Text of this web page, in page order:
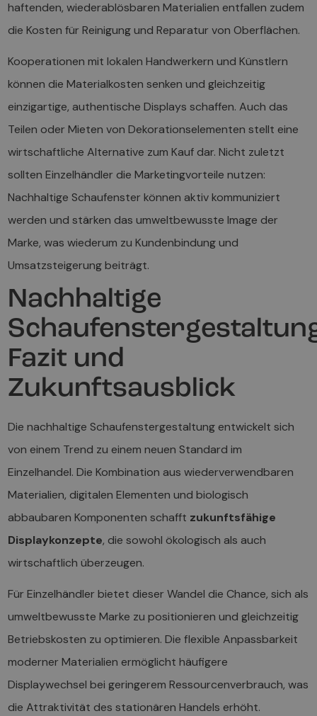
haftenden, wiederablösbaren Materialien entfallen zudem
die Kosten für Reinigung und Reparatur von Oberflächen.
Kooperationen mit lokalen Handwerkern und Künstlern
können die Materialkosten senken und gleichzeitig
einzigartige, authentische Displays schaffen. Auch das
Teilen oder Mieten von Dekorationselementen stellt eine
wirtschaftliche Alternative zum Kauf dar. Nicht zuletzt
sollten Einzelhändler die Marketingvorteile nutzen:
Nachhaltige Schaufenster können aktiv kommuniziert
werden und stärken das umweltbewusste Image der
Marke, was wiederum zu Kundenbindung und
Umsatzsteigerung beiträgt.
Nachhaltige
Fazit und
Zukunftsausblick
Die nachhaltige Schaufenstergestaltung entwickelt sich
von einem Trend zu einem neuen Standard im
Einzelhandel. Die Kombination aus wiederverwendbaren
Materialien, digitalen Elementen und biologisch
abbaubaren Komponenten schafft zukunftsfähige
Displaykonzepte, die sowohl ökologisch als auch
wirtschaftlich überzeugen.
Für Einzelhändler bietet dieser Wandel die Chance, sich als
umweltbewusste Marke zu positionieren und gleichzeitig
Betriebskosten zu optimieren. Die flexible Anpassbarkeit
moderner Materialien ermöglicht häufigere
Displaywechsel bei geringerem Ressourcenverbrauch, was
die Attraktivität des stationären Handels erhöht.